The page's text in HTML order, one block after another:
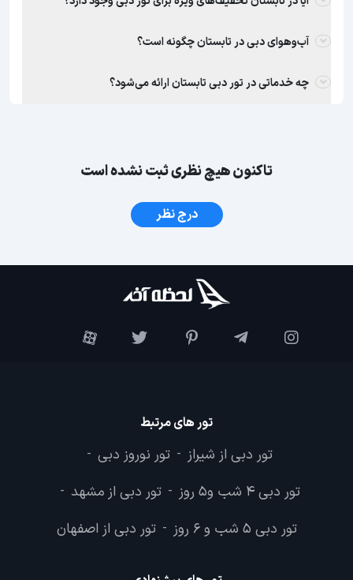
آب‌وهوای دبی در تابستان چگونه است؟
چه خدماتی در تور دبی تابستان ارائه می‌شود؟
تاکنون هیچ نظری ثبت نشده است
درج نظر
تور های مرتبط
تور دبی از شیراز - تور نوروز دبی -
تور دبی 4 شب و5 روز - تور دبی از مشهد -
تور دبی 5 شب و 6 روز - تور دبی از اصفهان